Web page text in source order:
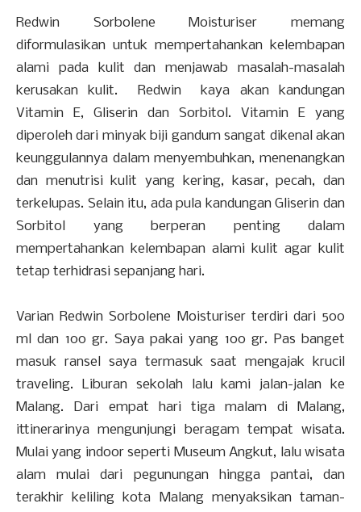
Redwin Sorbolene Moisturiser memang
diformulasikan untuk mempertahankan kelembapan
alami pada kulit dan menjawab masalah-masalah
kerusakan kulit. Redwin kaya akan kandungan
Vitamin E, Gliserin dan Sorbitol. Vitamin E yang
diperoleh dari minyak biji gandum sangat dikenal akan
keunggulannya dalam menyembuhkan, menenangkan
dan menutrisi kulit yang kering, kasar, pecah, dan
terkelupas. Selain itu, ada pula kandungan Gliserin dan
Sorbitol yang berperan penting dalam
mempertahankan kelembapan alami kulit agar kulit
tetap terhidrasi sepanjang hari.
Varian Redwin Sorbolene Moisturiser terdiri dari 500
ml dan 100 gr. Saya pakai yang 100 gr. Pas banget
masuk ransel saya termasuk saat mengajak krucil
traveling. Liburan sekolah lalu kami jalan-jalan ke
Malang. Dari empat hari tiga malam di Malang,
ittinerarinya mengunjungi beragam tempat wisata.
Mulai yang indoor seperti Museum Angkut, lalu wisata
alam mulai dari pegunungan hingga pantai, dan
terakhir keliling kota Malang menyaksikan taman-